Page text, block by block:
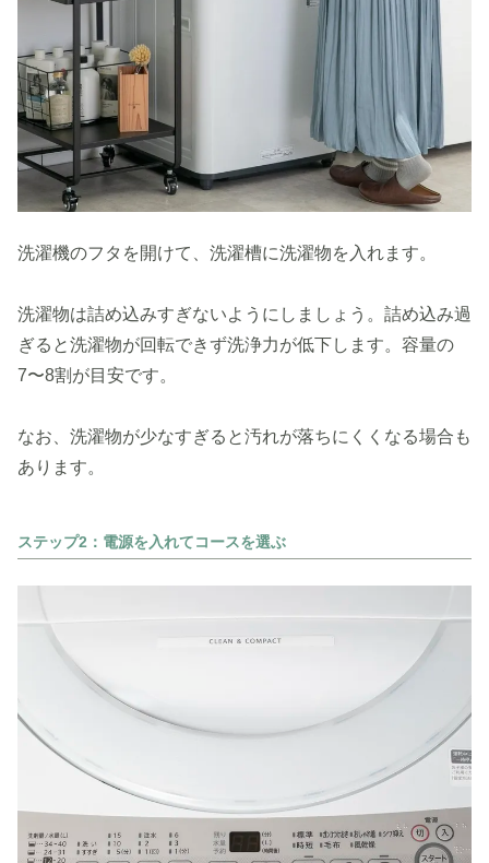
洗濯機のフタを開けて、洗濯槽に洗濯物を入れます。
洗濯物は詰め込みすぎないようにしましょう。詰め込み過
ぎると洗濯物が回転できず洗浄力が低下します。容量の
7〜8割が目安です。
なお、洗濯物が少なすぎると汚れが落ちにくくなる場合も
あります。
ステップ2：電源を入れてコースを選ぶ